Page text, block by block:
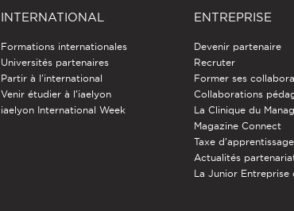
INTERNATIONAL
Formations internationales
Universités partenaires
Partir à l'international
Venir étudier à l’iaelyon
iaelyon International Week
ENTREPRISE
Devenir partenaire
Recruter
Former ses
Collaborations
La Clinique du
Magazine Connect
Taxe d'apprentissage
Actualités
La Junior